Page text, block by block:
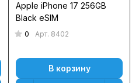
Apple iPhone 17 256GB
Black eSIM
0 Арт. 8402
В корзину